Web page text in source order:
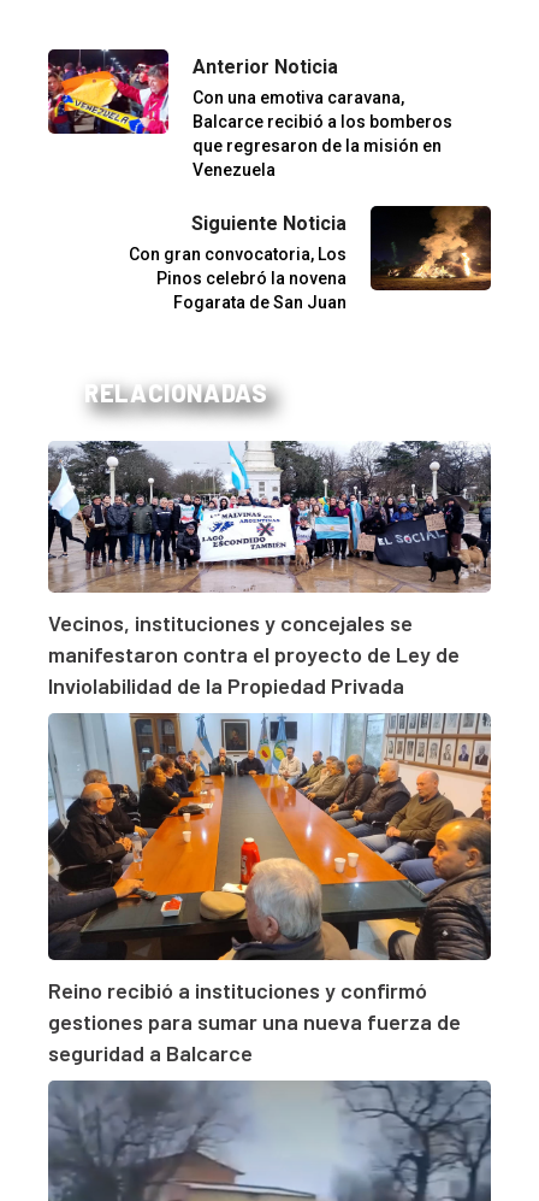
Anterior Noticia
Con una emotiva caravana,
Balcarce recibió a los bomberos
que regresaron de la misión en
Venezuela
Siguiente Noticia
Con gran convocatoria, Los
Pinos celebró la novena
Fogarata de San Juan
RELACIONADAS
Vecinos, instituciones y concejales se
manifestaron contra el proyecto de Ley de
Inviolabilidad de la Propiedad Privada
Reino recibió a instituciones y confirmó
gestiones para sumar una nueva fuerza de
seguridad a Balcarce